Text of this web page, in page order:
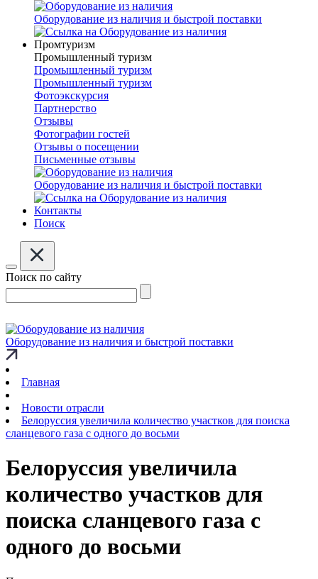
Оборудование из наличия и быстрой поставки
Промтуризм
Промышленный туризм
Промышленный туризм
Промышленный туризм
Фотоэкскурсия
Партнерство
Отзывы
Фотографии гостей
Отзывы о посещении
Письменные отзывы
Оборудование из наличия и быстрой поставки
Контакты
Поиск
Поиск по сайту
Оборудование из наличия и быстрой поставки
Главная
Новости отрасли
Белоруссия увеличила количество участков для поиска
сланцевого газа с одного до восьми
Белоруссия увеличила
количество участков для
поиска сланцевого газа с
одного до восьми